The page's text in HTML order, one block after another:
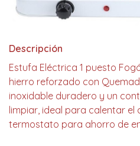
Descripción
Estufa Eléctrica 1 puesto
hierro reforzado con
inoxidable duradero y un
limpiar, ideal para calentar el
termostato para ahorro de